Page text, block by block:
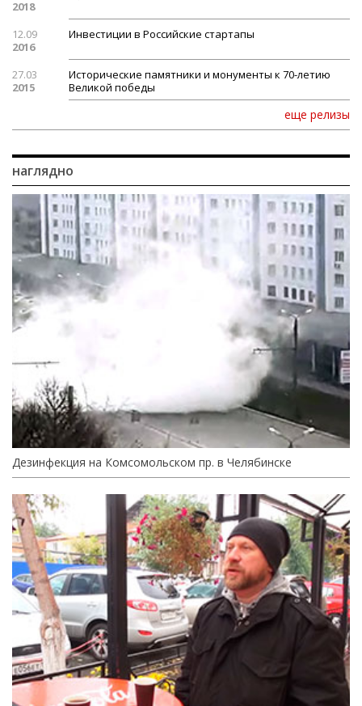
2018
12.09
2016
Инвестиции в Российские стартапы
27.03
2015
Исторические памятники и монументы к 70-летию
Великой победы
еще релизы
наглядно
Дезинфекция на Комсомольском пр. в Челябинске